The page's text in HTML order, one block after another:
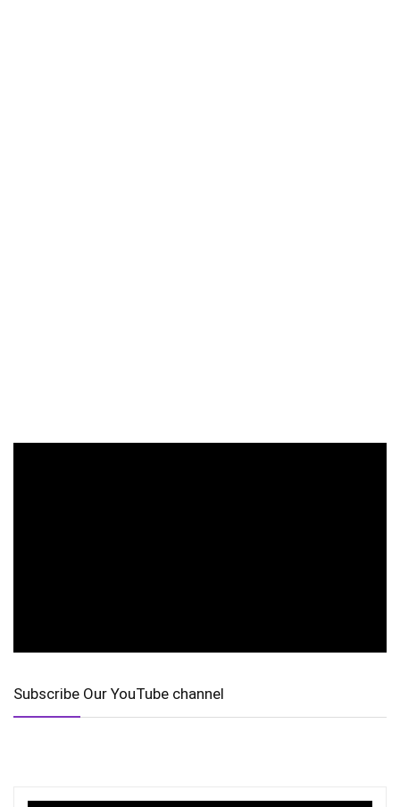
Subscribe Our YouTube channel